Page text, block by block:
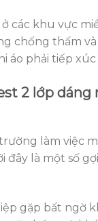
các khu vực
chống thấm
phải tiếp
2 lớp
làm việc
đây là một số